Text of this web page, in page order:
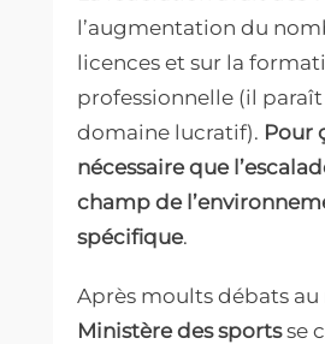
l’augmentation du
licences et sur la
professionnelle (il paraît
domaine lucratif). Pour
nécessaire que
champ de
spécifique.
Après moults débats
Ministère des sportsse